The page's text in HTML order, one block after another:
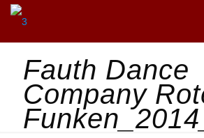
Fauth Dance
Company